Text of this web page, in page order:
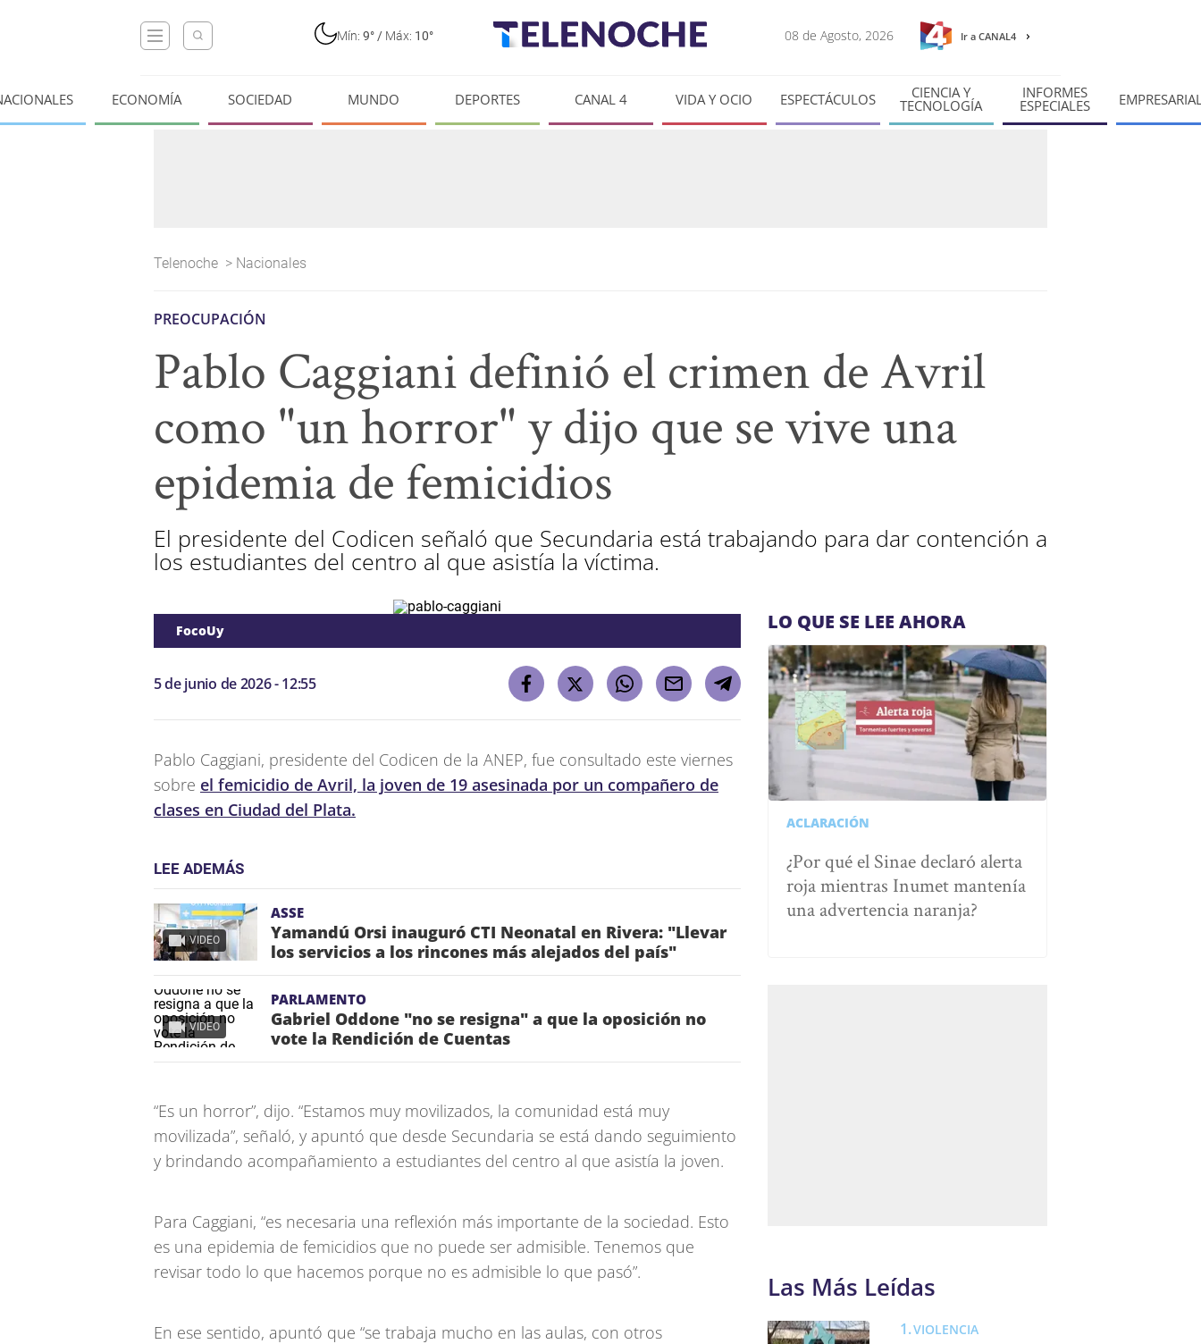
Mín: 9° / Máx: 10° 08 de Agosto, 2026 Ir a CANAL4
ECONOMÍA SOCIEDAD MUNDO DEPORTES CANAL 4 VIDA Y OCIO ESPECTÁCULOS CIENCIA Y
TECNOLOGÍA
INFORMES
ESPECIALES
Telenoche > Nacionales
PREOCUPACIÓN
Pablo Caggiani definió el crimen de Avril
como "un horror" y dijo que se vive una
epidemia de femicidios
El presidente del Codicen señaló que Secundaria está trabajando para dar contención a
los estudiantes del centro al que asistía la víctima.
FocoUy
5 de junio de 2026 - 12:55
Pablo Caggiani, presidente del Codicen de la ANEP, fue consultado este viernes
sobre el femicidio de Avril, la joven de 19 asesinada por un compañero de
clases en Ciudad del Plata.
LEE ADEMÁS
VIDEO
ASSE
Yamandú Orsi inauguró CTI Neonatal en Rivera: "Llevar
los servicios a los rincones más alejados del país"
VIDEO
PARLAMENTO
Gabriel Oddone "no se resigna" a que la oposición no
vote la Rendición de Cuentas
“Es un horror”, dijo. “Estamos muy movilizados, la comunidad está muy
movilizada”, señaló, y apuntó que desde Secundaria se está dando seguimiento
y brindando acompañamiento a estudiantes del centro al que asistía la joven.
Para Caggiani, “es necesaria una reflexión más importante de la sociedad. Esto
es una epidemia de femicidios que no puede ser admisible. Tenemos que
revisar todo lo que hacemos porque no es admisible lo que pasó”.
En ese sentido, apuntó que “se trabaja mucho en las aulas, con otros
LO QUE SE LEE AHORA
ACLARACIÓN
¿Por qué el Sinae declaró alerta
roja mientras Inumet mantenía
una advertencia naranja?
Las Más Leídas
VIOLENCIA